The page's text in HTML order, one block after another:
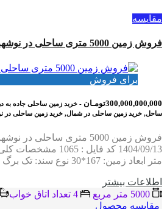
مقایسه
فروش زمین 5000 متری ساحلی در نوشهر
برای فروش
300,000,000,000تومـان
- خرید زمین ساحلی جاده به
ساحل, خرید زمین ساحلی در شمال, خرید زمین ساحلی در
فروش زمین 5000 متری ساحلی
متر ابعاد زمین: 167*30 نوع سند: تک برگ شش…
اطلاعات بيشتر
مقایسه محصول